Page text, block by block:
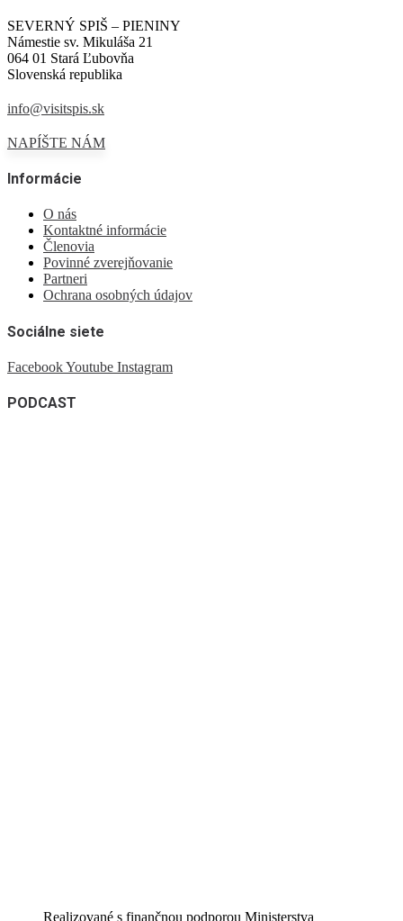
SEVERNÝ SPIŠ – PIENINY
Námestie sv. Mikuláša 21
064 01 Stará Ľubovňa
Slovenská republika
info@visitspis.sk
NAPÍŠTE NÁM
Informácie
O nás
Kontaktné informácie
Členovia
Povinné zverejňovanie
Partneri
Ochrana osobných údajov
Sociálne siete
FacebookYoutube Instagram
PODCAST
Realizované s finančnou podporou Ministerstva